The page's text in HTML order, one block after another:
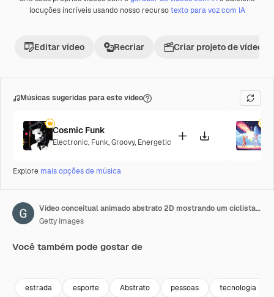
Premium
locuções incríveis usando nosso recursotexto para voz com IA
Editar vídeo Recriar Criar projeto de vídeo
Músicas sugeridas para este vídeo
Cosmic Funk
Electronic, Funk,Groovy, Energetic
Explore mais opções de música
Vídeo conceitual animado abstrato 2D mostrando um ciclista atleta com partículas emitindo de seu corpo. Elemento gráfico com canal alfa.
Getty Images
Você também pode gostar de
estrada esporte Abstrato pessoas tecnologia